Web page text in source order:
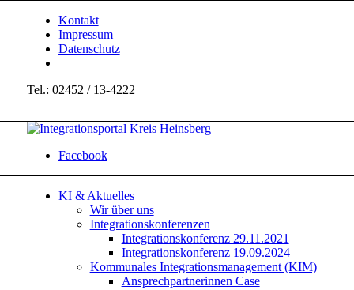
Kontakt
Impressum
Datenschutz
Tel.: 02452 / 13-4222
Facebook
KI & Aktuelles
Wir über uns
Integrationskonferenzen
Integrationskonferenz 29.11.2021
Integrationskonferenz 19.09.2024
Kommunales Integrationsmanagement (KIM)
Ansprechpartnerinnen Case